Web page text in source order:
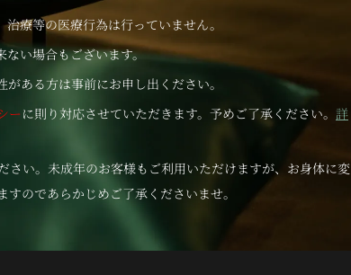
療等の医療行為は行っていません。
ない場合もございます。
ある方は事前にお申し出ください。
ーに則り対応させていただきます。予めご了承ください。 詳
い。未成年のお客様もご利用いただけますが、お身体に変
のであらかじめご了承くださいませ。